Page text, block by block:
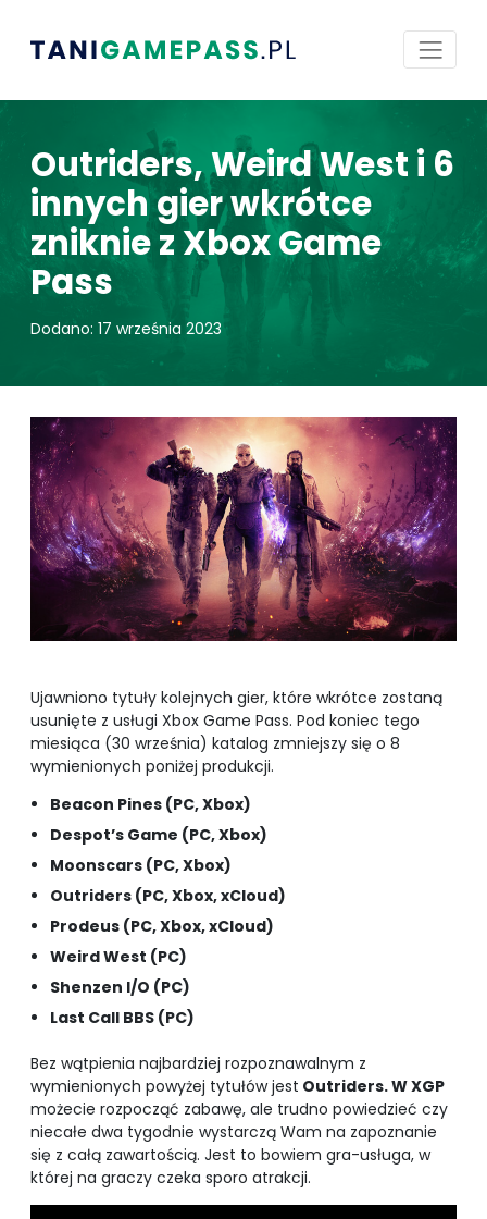
Outriders, Weird West i 6
innych gier wkrótce
zniknie z Xbox Game
Pass
Dodano: 17 września 2023
Ujawniono tytuły kolejnych gier, które wkrótce zostaną
usunięte z usługi Xbox Game Pass. Pod koniec tego
miesiąca (30 września) katalog zmniejszy się o 8
wymienionych poniżej produkcji.
Beacon Pines (PC, Xbox)
Despot’s Game (PC, Xbox)
Moonscars (PC, Xbox)
Outriders (PC, Xbox, xCloud)
Prodeus (PC, Xbox, xCloud)
Weird West (PC)
Shenzen I/O (PC)
Last Call BBS (PC)
Bez wątpienia najbardziej rozpoznawalnym z
wymienionych powyżej tytułów jest Outriders. W XGP
możecie rozpocząć zabawę, ale trudno powiedzieć czy
niecałe dwa tygodnie wystarczą Wam na zapoznanie
się z całą zawartością. Jest to bowiem gra-usługa, w
której na graczy czeka sporo atrakcji.